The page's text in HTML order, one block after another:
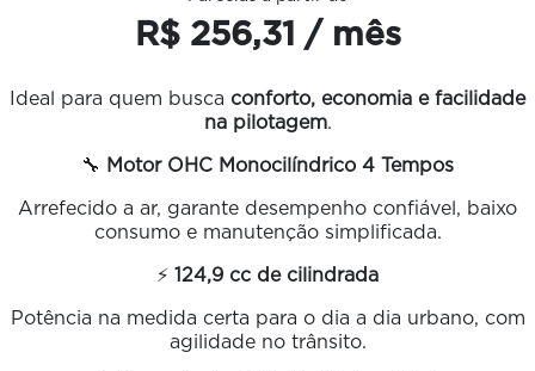
R$ 256,31 / mês
Ideal para quem busca conforto, economia e facilidade
na pilotagem.
🔧 Motor OHC Monocilíndrico 4 Tempos
Arrefecido a ar, garante desempenho confiável, baixo
consumo e manutenção simplificada.
⚡ 124,9 cc de cilindrada
Potência na medida certa para o dia a dia urbano, com
agilidade no trânsito.